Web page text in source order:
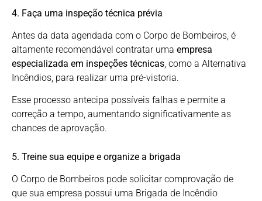
4. Faça uma inspeção técnica prévia
Antes da data agendada com o Corpo de Bombeiros, é
altamente recomendável contratar uma empresa
especializada em inspeções técnicas, como a Alternativa
Incêndios, para realizar uma pré-vistoria.
Esse processo antecipa possíveis falhas e permite a
correção a tempo, aumentando significativamente as
chances de aprovação.
5. Treine sua equipe e organize a brigada
O Corpo de Bombeiros pode solicitar comprovação de
que sua empresa possui uma Brigada de Incêndio